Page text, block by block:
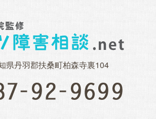
丹羽郡扶桑町柏森寺裏104